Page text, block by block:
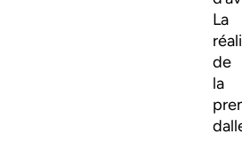
La
de
la